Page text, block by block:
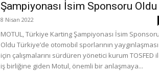
Şampiyonası İsim Sponsoru Oldu
8 Nisan 2022
MOTUL, Türkiye Karting Şampiyonası İsim
Oldu Türkiye’de otomobil sporlarının yaygınlaşması
için çalışmalarını sürdüren yönetici kurum TOSFED
iş birliğine giden Motul, önemli bir anlaşmaya...